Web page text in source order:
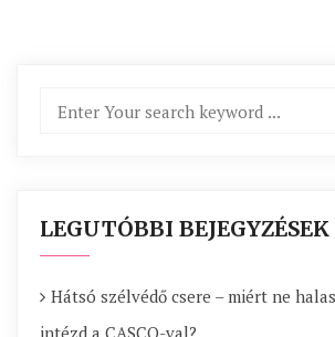
LEGUTÓBBI BEJEGYZÉSEK
Hátsó szélvédő csere – miért ne
intézd a CASCO-val?